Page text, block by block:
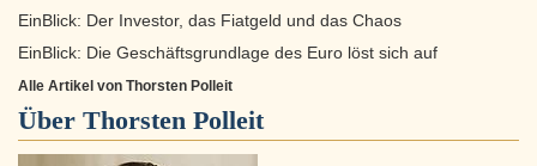
EinBlick: Der Investor, das Fiatgeld und das Chaos
EinBlick: Die Geschäftsgrundlage des Euro löst sich auf
Alle Artikel von Thorsten Polleit
Über Thorsten Polleit